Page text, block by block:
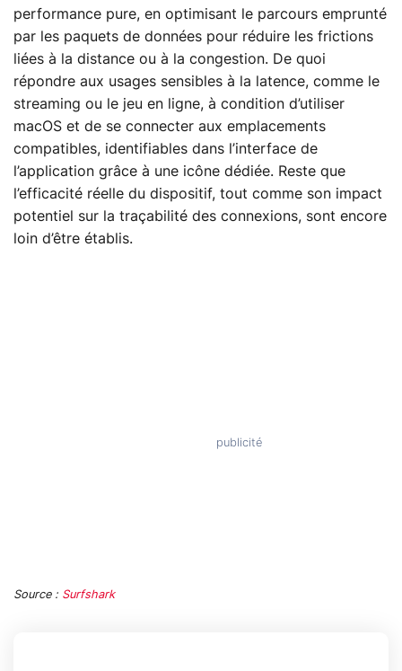
performance pure, en optimisant le parcours emprunté
par les paquets de données pour réduire les frictions
liées à la distance ou à la congestion. De quoi
répondre aux usages sensibles à la latence, comme le
streaming ou le jeu en ligne, à condition d’utiliser
macOS et de se connecter aux emplacements
compatibles, identifiables dans l’interface de
l’application grâce à une icône dédiée. Reste que
l’efficacité réelle du dispositif, tout comme son impact
potentiel sur la traçabilité des connexions, sont encore
loin d’être établis.
Source : Surfshark